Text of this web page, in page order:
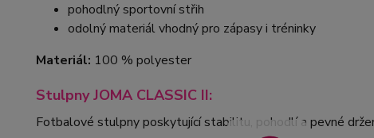
pohodlný sportovní střih
odolný materiál vhodný pro zápasy i tréninky
Materiál: 100 % polyester
Stulpny JOMA CLASSIC II:
Fotbalové stulpny poskytující stabilitu, pohodlí a pevné